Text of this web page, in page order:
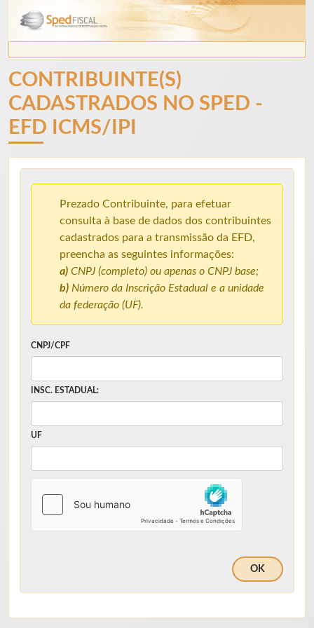
CONTRIBUINTE(S)
CADASTRADOS NO SPED -
EFD ICMS/IPI
Prezado Contribuinte, para efetuar
consulta à base de dados dos contribuintes
cadastrados para a transmissão da EFD,
preencha as seguintes informações:
a) CNPJ (completo) ou apenas o CNPJ base;
b) Número da Inscrição Estadual e a unidade
da federação (UF).
CNPJ/CPF
INSC. ESTADUAL:
UF
OK